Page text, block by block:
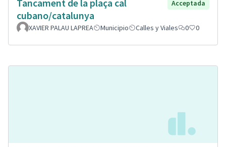
Tancament de la plaça cal
cubano/catalunya
Acceptada
XAVIER PALAU LAPREA Municipio Calles y Viales 0 0